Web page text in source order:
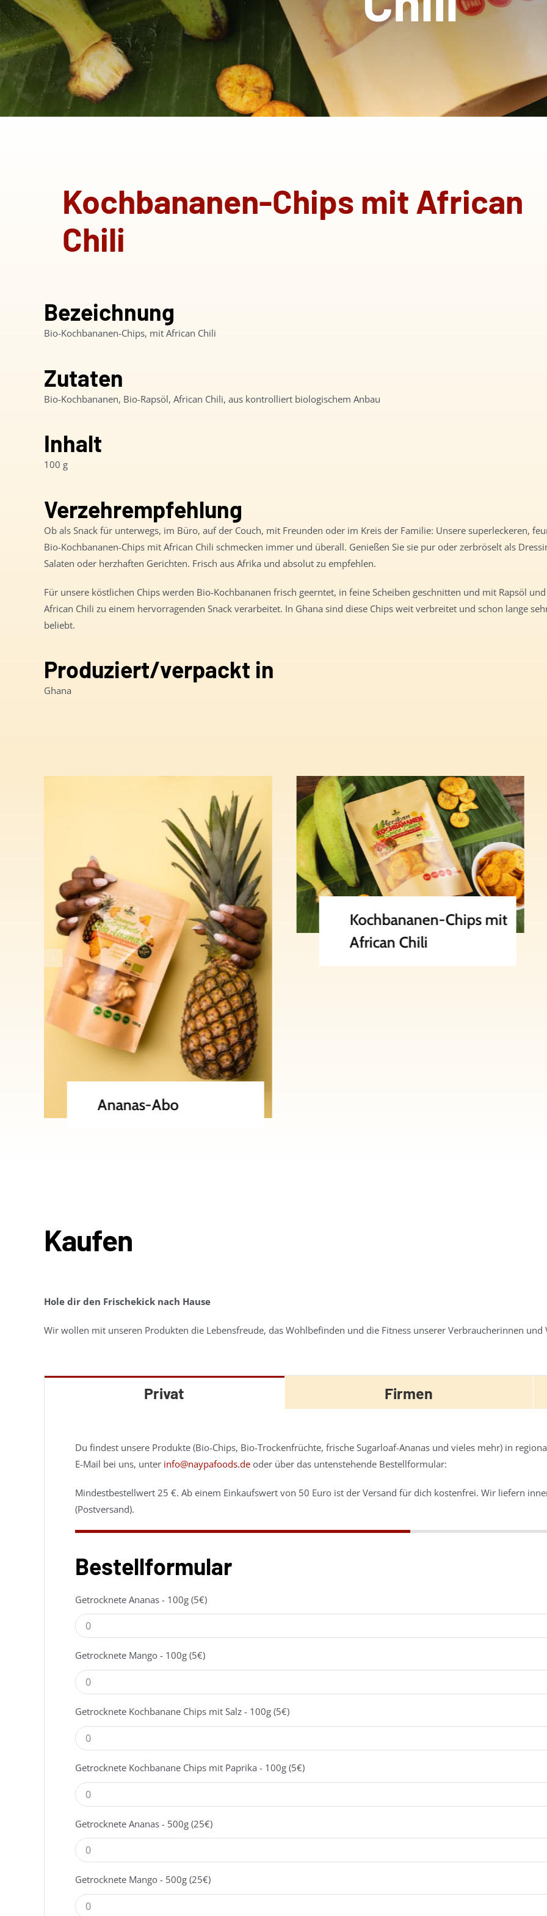
Kochbananen-Chips mit African
Chili
Bezeichnung
Bio-Kochbananen-Chips, mit African Chili
Zutaten
Bio-Kochbananen, Bio-Rapsöl, African Chili, aus kontrolliert biologischem Anbau
Inhalt
100 g
Verzehrempfehlung
Ob als Snack für unterwegs, im Büro, auf der Couch, mit Freunden oder im Kreis der Familie: Unsere superleckeren,
Bio-Kochbananen-Chips mit African Chili schmecken immer und überall. Genießen Sie sie pur oder zerbröselt als
Salaten oder herzhaften Gerichten. Frisch aus Afrika und absolut zu empfehlen.
Für unsere köstlichen Chips werden Bio-Kochbananen frisch geerntet, in feine Scheiben geschnitten und mit Rapsöl und
African Chili zu einem hervorragenden Snack verarbeitet. In Ghana sind diese Chips weit verbreitet und schon lange
beliebt.
Produziert/verpackt in
Ghana
Kochbananen-Chips mit
African Chili
Kaufen
Hole dir den Frischekick nach Hause
Du findest unsere Produkte (Bio-Chips, Bio-Trockenfrüchte, frische Sugarloaf-Ananas und vieles mehr) in
E-Mail bei uns, unter
info@naypafoods.de oder über das untenstehende Bestellformular:
Mindestbestellwert 25 €. Ab einem Einkaufswert von 50 Euro ist der Versand für dich kostenfrei. Wir liefern
(Postversand).
Bestellformular
Getrocknete Ananas - 100g (5€)
Getrocknete Mango - 100g (5€)
Getrocknete Kochbanane Chips mit Salz - 100g (5€)
Getrocknete Kochbanane Chips mit Paprika - 100g (5€)
Getrocknete Ananas - 500g (25€)
Getrocknete Mango - 500g (25€)